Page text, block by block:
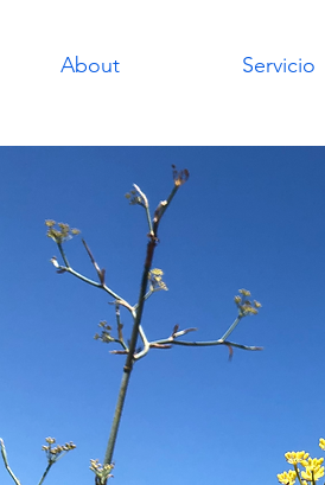
About Servicio